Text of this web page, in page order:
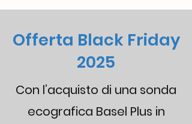
Offerta Black Friday
2025
Con l’acquisto di una sonda
ecografica Basel Plus in